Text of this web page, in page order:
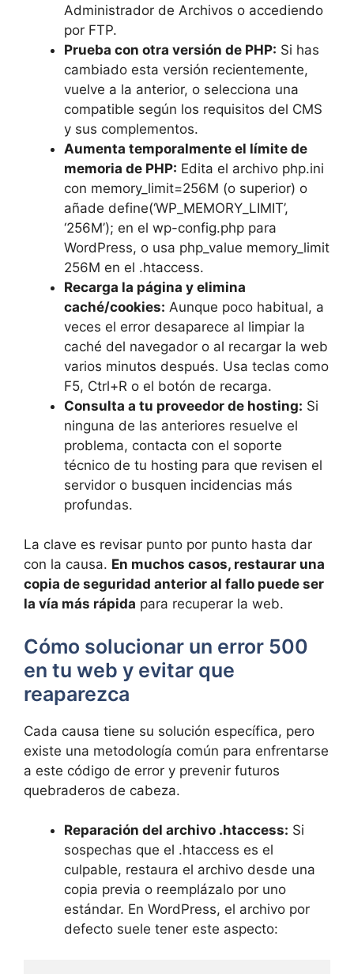
Administrador de Archivos o accediendo
por FTP.
Prueba con otra versión de PHP: Si has
cambiado esta versión recientemente,
vuelve a la anterior, o selecciona una
compatible según los requisitos del CMS
y sus complementos.
Aumenta temporalmente el límite de
memoria de PHP: Edita el archivo php.ini
con memory_limit=256M (o superior) o
añade define(‘WP_MEMORY_LIMIT’,
‘256M’); en el wp-config.php para
WordPress, o usa php_value memory_limit
256M en el .htaccess.
Recarga la página y elimina
caché/cookies: Aunque poco habitual, a
veces el error desaparece al limpiar la
caché del navegador o al recargar la web
varios minutos después. Usa teclas como
F5, Ctrl+R o el botón de recarga.
Consulta a tu proveedor de hosting: Si
ninguna de las anteriores resuelve el
problema, contacta con el soporte
técnico de tu hosting para que revisen el
servidor o busquen incidencias más
profundas.
La clave es revisar punto por punto hasta dar
con la causa. En muchos casos, restaurar una
copia de seguridad anterior al fallo puede ser
la vía más rápida para recuperar la web.
Cómo solucionar un error 500
en tu web y evitar que
reaparezca
Cada causa tiene su solución específica, pero
existe una metodología común para enfrentarse
a este código de error y prevenir futuros
quebraderos de cabeza.
Reparación del archivo .htaccess: Si
sospechas que el .htaccess es el
culpable, restaura el archivo desde una
copia previa o reemplázalo por uno
estándar. En WordPress, el archivo por
defecto suele tener este aspecto: